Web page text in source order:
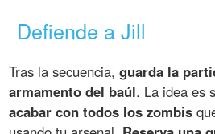
Defiende a Jill
Tras la secuencia,guarda la
armamento del baúl. La idea es
acabar con todos los zombis